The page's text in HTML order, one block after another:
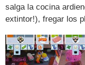
salga la cocina
extintor!), fregar los